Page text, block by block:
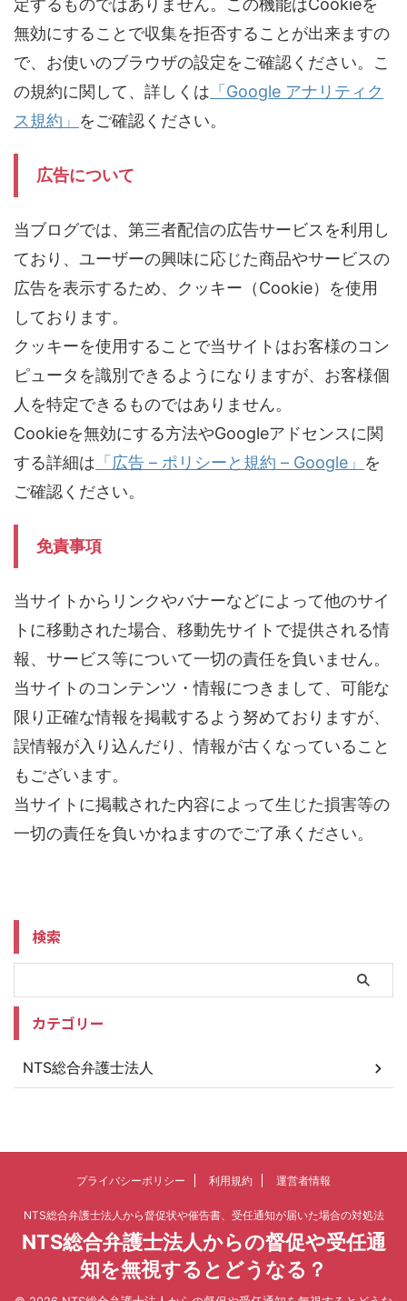
定するものではありません。この機能はCookieを
無効にすることで収集を拒否することが出来ますの
で、お使いのブラウザの設定をご確認ください。こ
の規約に関して、詳しくは 「Google アナリティク
ス規約」 をご確認ください。
広告について
当ブログでは、第三者配信の広告サービスを利用し
ており、ユーザーの興味に応じた商品やサービスの
広告を表示するため、クッキー（Cookie）を使用
しております。
クッキーを使用することで当サイトはお客様のコン
ピュータを識別できるようになりますが、お客様個
人を特定できるものではありません。
Cookieを無効にする方法やGoogleアドセンスに関
する詳細は 「広告 – ポリシーと規約 – Google」 を
ご確認ください。
免責事項
当サイトからリンクやバナーなどによって他のサイ
トに移動された場合、移動先サイトで提供される情
報、サービス等について一切の責任を負いません。
当サイトのコンテンツ・情報につきまして、可能な
限り正確な情報を掲載するよう努めておりますが、
誤情報が入り込んだり、情報が古くなっていること
もございます。
当サイトに掲載された内容によって生じた損害等の
一切の責任を負いかねますのでご了承ください。
検索
カテゴリー
NTS総合弁護士法人
プライバシーポリシー 利用規約 運営者情報
NTS総合弁護士法人から督促状や催告書、受任通知が届いた場合の対処法
NTS総合弁護士法人からの督促や受任通
知を無視するとどうなる？